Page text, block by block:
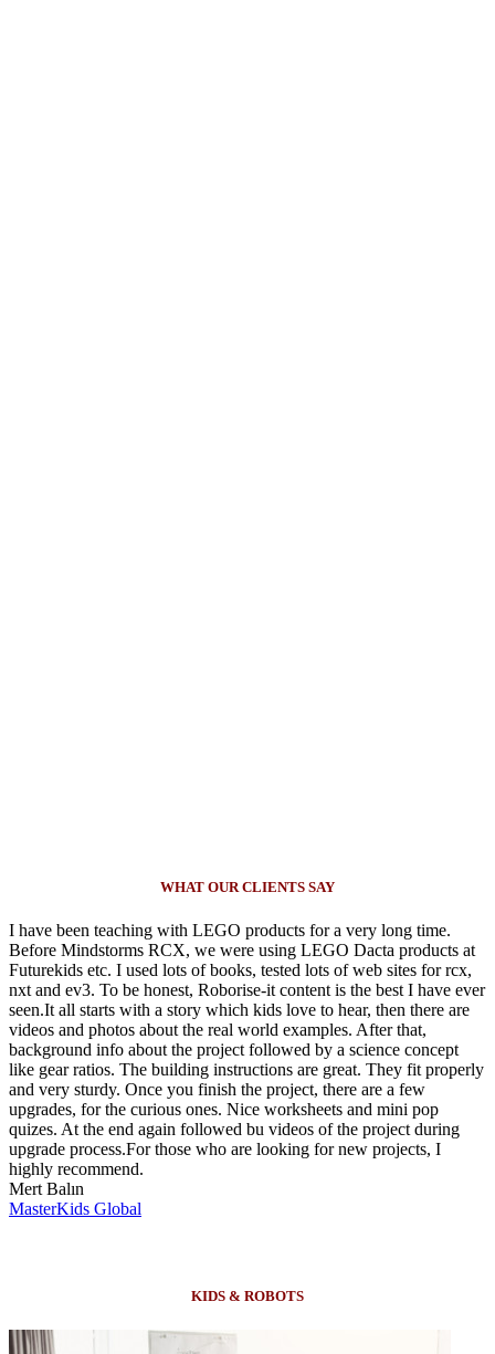
WHAT OUR CLIENTS SAY
I have been teaching with LEGO products for a very long time.
Before Mindstorms RCX, we were using LEGO Dacta products at
Futurekids etc. I used lots of books, tested lots of web sites for rcx,
nxt and ev3. To be honest, Roborise-it content is the best I have ever
seen.It all starts with a story which kids love to hear, then there are
videos and photos about the real world examples. After that,
background info about the project followed by a science concept
like gear ratios. The building instructions are great. They fit properly
and very sturdy. Once you finish the project, there are a few
upgrades, for the curious ones. Nice worksheets and mini pop
quizes. At the end again followed bu videos of the project during
upgrade process.For those who are looking for new projects, I
highly recommend.
Mert Balın
MasterKids Global
KIDS & ROBOTS